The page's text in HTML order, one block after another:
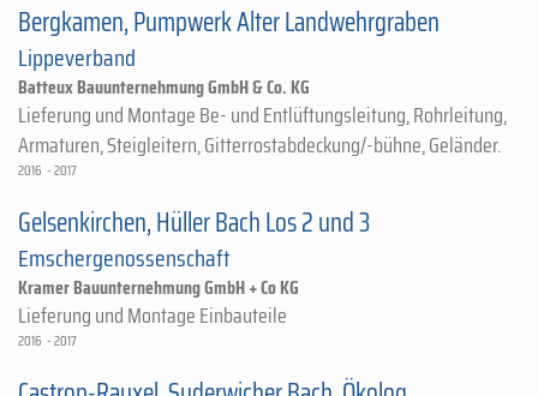
Bergkamen, Pumpwerk Alter Landwehrgraben
Lippeverband
Batteux Bauunternehmung GmbH & Co. KG
Lieferung und Montage Be- und Entlüftungsleitung, Rohrleitung,
Armaturen, Steigleitern, Gitterrostabdeckung/-bühne, Geländer.
2016 - 2017
Gelsenkirchen, Hüller Bach Los 2 und 3
Emschergenossenschaft
Kramer Bauunternehmung GmbH + Co KG
Lieferung und Montage Einbauteile
2016 - 2017